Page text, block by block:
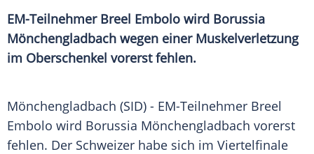
EM-Teilnehmer Breel Embolo wird Borussia
Mönchengladbach wegen einer Muskelverletzung
im Oberschenkel vorerst fehlen.
Mönchengladbach (SID) - EM-Teilnehmer Breel
Embolo wird Borussia Mönchengladbach vorerst
fehlen. Der Schweizer habe sich im Viertelfinale